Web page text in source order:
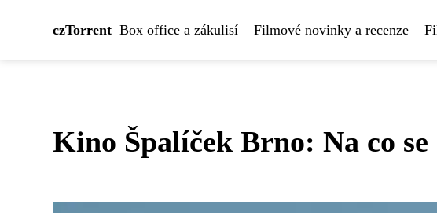
czTorrent Box office a zákulisí Filmové novinky a recenze
Kino Špalíček Brno: Na co